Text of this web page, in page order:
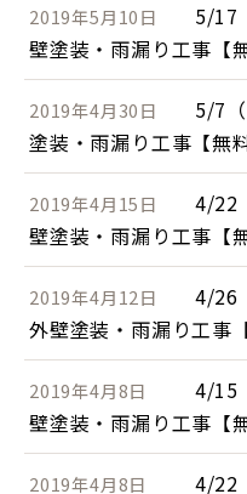
2019年5月10日
5/17
壁塗装・雨漏り工事【
2019年4月30日
5/7
塗装・雨漏り工事【無
2019年4月15日
4/22
壁塗装・雨漏り工事【
2019年4月12日
4/26
外壁塗装・雨漏り工事
2019年4月8日
4/15
壁塗装・雨漏り工事【
2019年4月8日 4/22